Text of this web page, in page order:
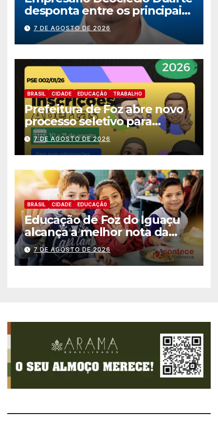
desponta entre os principais
nomes do União Brasil para
deputado estadual
7 DE AGOSTO DE 2026
BRASIL CIDADE EDUCAÇÃ0 TRABALHO
Prefeitura de Foz abre novo
processo seletivo para
estagiários
7 DE AGOSTO DE 2026
BRASIL CIDADE EDUCAÇÃ0
Educação de Foz do Iguaçu
alcança a melhor nota da
história no IDEB
7 DE AGOSTO DE 2026